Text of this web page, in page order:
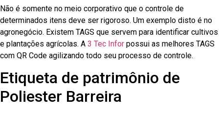
Não é somente no meio corporativo que o controle de
determinados itens deve ser rigoroso. Um exemplo disto é no
agronegócio. Existem TAGS que servem para identificar cultivos
e plantações agrícolas. A 3 Tec Infor possui as melhores TAGS
com QR Code agilizando todo seu processo de controle.
Etiqueta de patrimônio de
Poliester Barreira